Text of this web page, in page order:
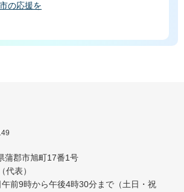
の応援を
郡市旭町17番1号
代表）
前9時から午後4時30分まで（土日・祝